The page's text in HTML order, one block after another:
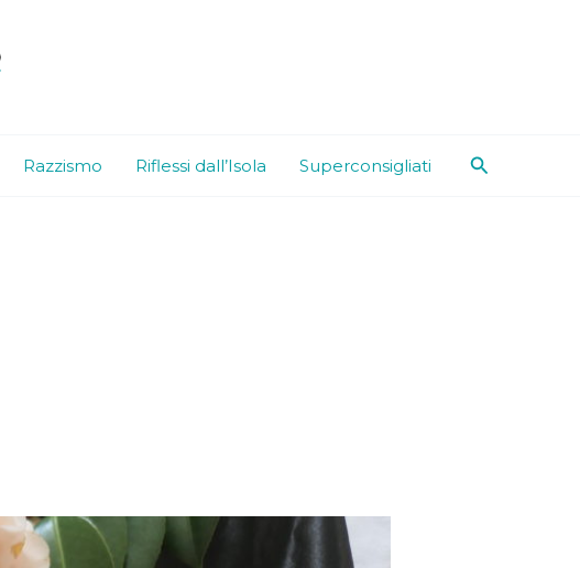
Razzismo Riflessi dall’Isola Superconsigliati Cerca